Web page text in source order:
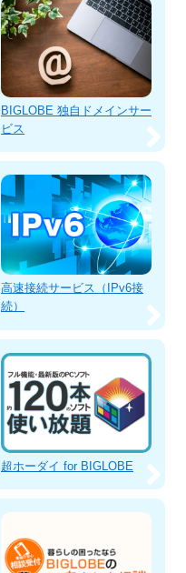
BIGLOBE 独自ドメインサー
ビス
高速接続サービス（IPv6接
続）
超ホーダイ for BIGLOBE